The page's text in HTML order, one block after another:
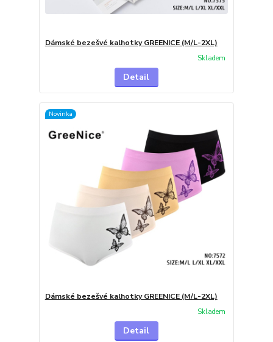
Dámské bezešvé kalhotky GREENICE (M/L-2XL)
Skladem
Detail
Novinka
Dámské bezešvé kalhotky GREENICE (M/L-2XL)
Skladem
Detail